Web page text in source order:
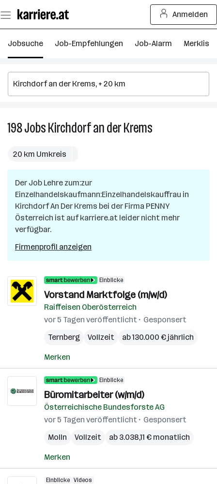
Seiteninhalt
springen
Anmelden
Jobsuche Job-Empfehlungen Job-Alarm Merkliste
198JobsKirchdorf an der Krems
an
Krems
20 km Umkreis
Der Job Lehre zum:zur
Einzelhandelskaufmann:Einzelhandelskauffrau in
Kirchdorf An Der Krems bei der Firma PENNY
Österreich ist auf karriere.at leider nicht mehr
verfügbar.
Firmenprofil anzeigen
Einblicke
Vorstand Marktfolge (m/w/d)
Raiffeisen Oberösterreich
vor 5 Tagen veröffentlicht
Gesponsert
Ternberg
Vollzeit ab 130.000 € jährlich
Merken
Einblicke
Büromitarbeiter (w/m/d)
Österreichische Bundesforste AG
vor 5 Tagen veröffentlicht
Gesponsert
Molln
Vollzeit ab 3.038,11 € monatlich
Merken
Einblicke Videos